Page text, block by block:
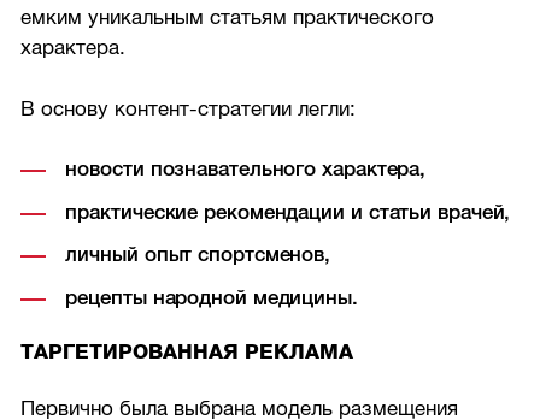
емким уникальным статьям практического
характера.
В основу контент-стратегии легли:
новости познавательного характера,
практические рекомендации и статьи врачей,
личный опыт спортсменов,
рецепты народной медицины.
ТАРГЕТИРОВАННАЯ РЕКЛАМА
Первично была выбрана модель размещения